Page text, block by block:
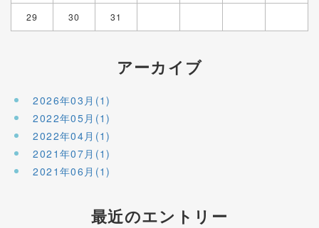
29 30 31
アーカイブ
2026年03月(1)
2022年05月(1)
2022年04月(1)
2021年07月(1)
2021年06月(1)
最近のエントリー